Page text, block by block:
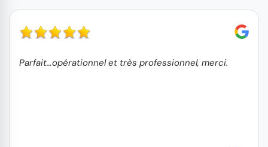
Parfait…opérationnel et très professionnel, merci.